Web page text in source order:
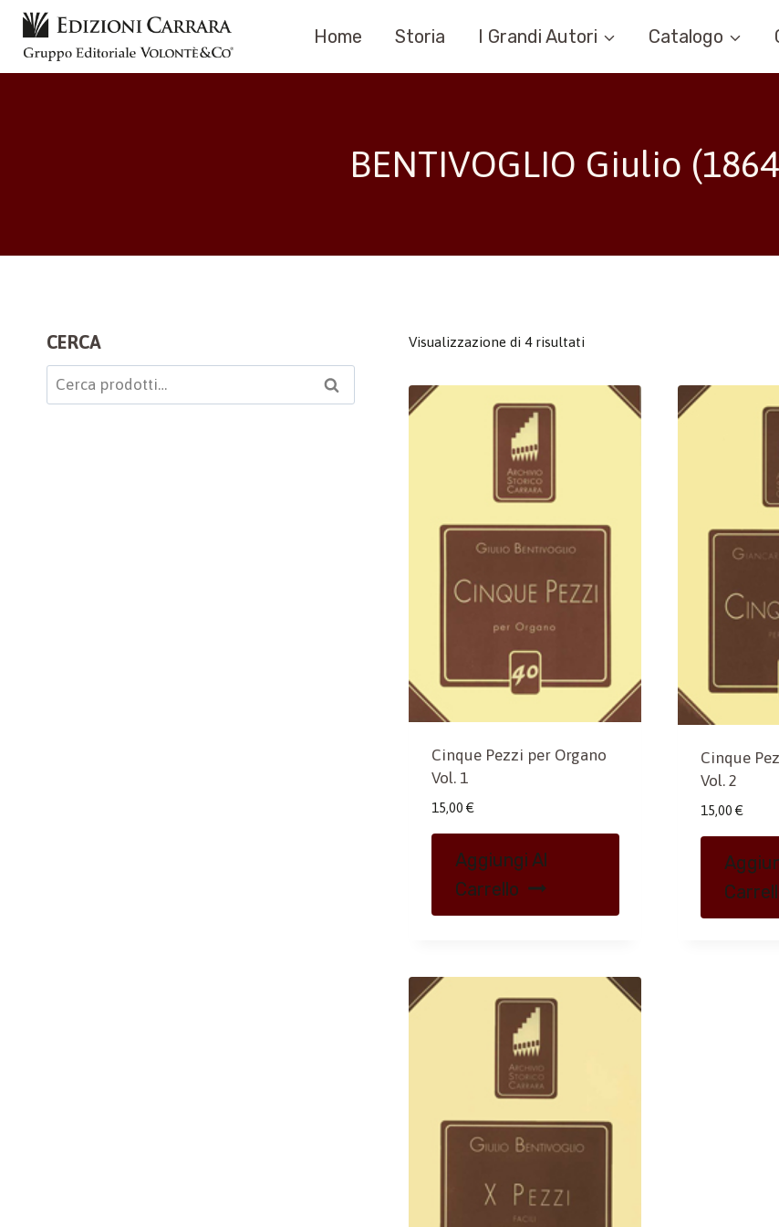
Salta
contenuto
Home Storia I Grandi Autori Catalogo
BENTIVOGLIO Giulio
Visualizzazione di 4 risultati
Cinque Pezzi per Organo
Vol. 1
15,00 €
Aggiungi Al
Carrello
Cinque
Vol. 2
15,00 €
CERCA
Cerca: Cerca